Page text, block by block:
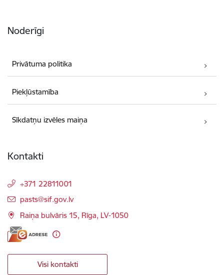
Noderīgi
Privātuma politika
Piekļūstamība
Sīkdatņu izvēles maiņa
Kontakti
+371 22811001
E-pasts:
pasts@sif.gov.lv
Raiņa bulvāris 15, Rīga, LV-1050
Visi kontakti